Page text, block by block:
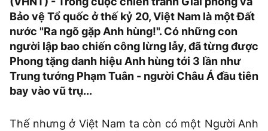
Bảo vệ Tổ quốc ở thế kỷ 20, Việt Nam là một Đất
nước "Ra ngõ gặp Anh hùng!". Có những con
người lập bao chiến công lừng lẫy, đã từng được
Phong tặng danh hiệu Anh hùng tới 3 lần như
Trung tướng Phạm Tuân - người Châu Á đầu tiên
bay vào vũ trụ...
Thế nhưng ở Việt Nam ta còn có một Người Anh